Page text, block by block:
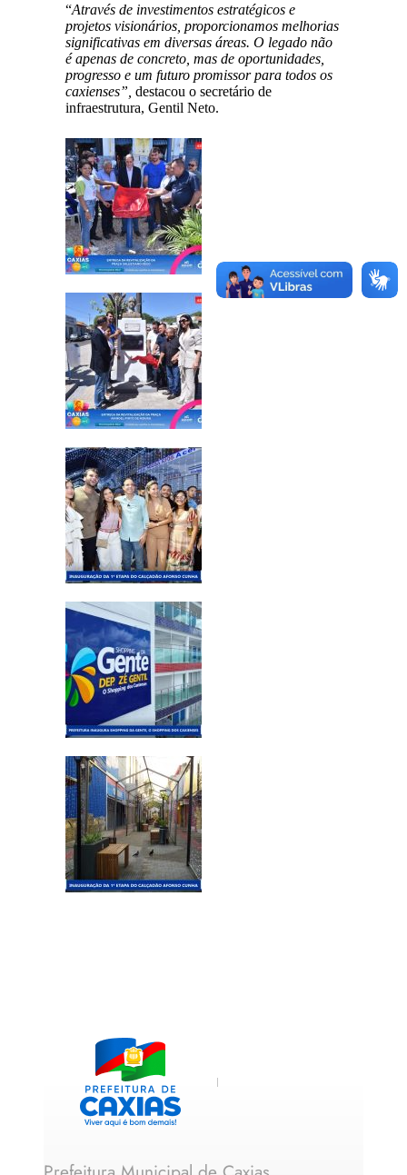
“Através de investimentos estratégicos e
projetos visionários, proporcionamos melhorias
significativas em diversas áreas. O legado não
é apenas de concreto, mas de oportunidades,
progresso e um futuro promissor para todos os
caxienses”, destacou o secretário de
infraestrutura, Gentil Neto.